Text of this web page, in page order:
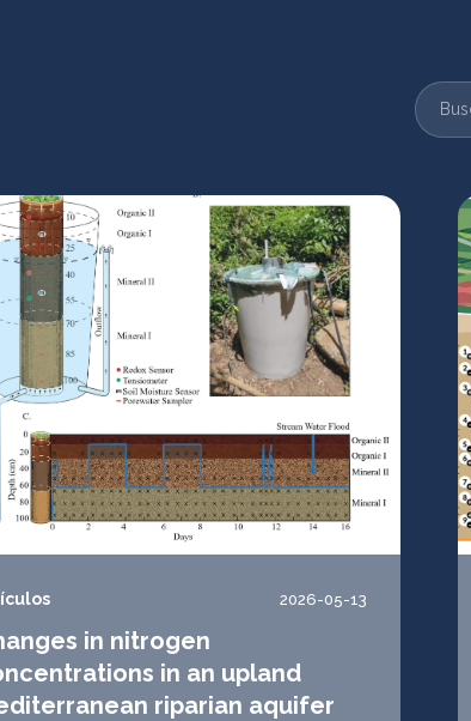
2026-05-13
in nitrogen
in an upland
riparian aquifer